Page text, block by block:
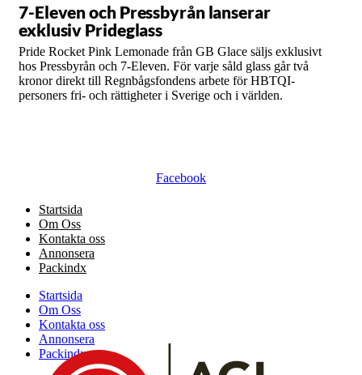
7-Eleven och Pressbyrån lanserar
exklusiv Prideglass
Pride Rocket Pink Lemonade från GB Glace säljs exklusivt
hos Pressbyrån och 7-Eleven. För varje såld glass går två
kronor direkt till Regnbågsfondens arbete för HBTQI-
personers fri- och rättigheter i Sverige och i världen.
Facebook
Startsida
Om Oss
Kontakta oss
Annonsera
Packindx
Startsida
Om Oss
Kontakta oss
Annonsera
Packindx